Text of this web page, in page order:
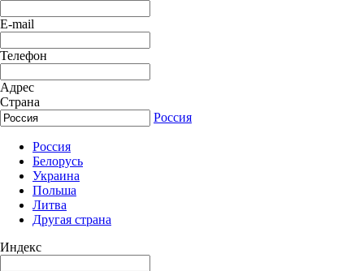
E-mail
Телефон
Адрес
Страна
Россия
Россия
Белорусь
Украина
Польша
Литва
Другая страна
Индекс